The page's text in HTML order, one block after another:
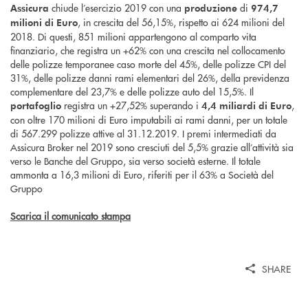
Assicura chiude l’esercizio 2019 con una produzione di 974,7
milioni di Euro, in crescita del 56,15%, rispetto ai 624 milioni del
2018. Di questi, 851 milioni appartengono al comparto vita
finanziario, che registra un +62% con una crescita nel collocamento
delle polizze temporanee caso morte del 45%, delle polizze CPI del
31%, delle polizze danni rami elementari del 26%, della previdenza
complementare del 23,7% e delle polizze auto del 15,5%. Il
portafoglio registra un +27,52% superando i 4,4 miliardi di Euro,
con oltre 170 milioni di Euro imputabili ai rami danni, per un totale
di 567.299 polizze attive al 31.12.2019. I premi intermediati da
Assicura Broker nel 2019 sono cresciuti del 5,5% grazie all’attività sia
verso le Banche del Gruppo, sia verso società esterne. Il totale
ammonta a 16,3 milioni di Euro, riferiti per il 63% a Società del
Gruppo
Scarica il comunicato stampa
SHARE